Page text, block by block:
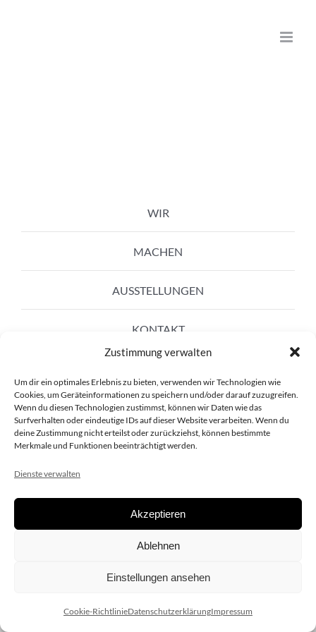
Zustimmung verwalten
Um dir ein optimales Erlebnis zu bieten, verwenden wir Technologien wie
Cookies, um Geräteinformationen zu speichern und/oder darauf zuzugreifen.
Wenn du diesen Technologien zustimmst, können wir Daten wie das
Surfverhalten oder eindeutige IDs auf dieser Website verarbeiten. Wenn du
deine Zustimmung nicht erteilst oder zurückziehst, können bestimmte
Merkmale und Funktionen beeinträchtigt werden.
Dienste verwalten
Akzeptieren
Ablehnen
Einstellungen ansehen
Cookie-RichtlinieDatenschutzerklärungImpressum
WIR
MACHEN
AUSSTELLUNGEN
KONTAKT
Copyright 2020 dieSCHAUsteller.at |Datenschützerklärung|
| Design:www.ARGEntur.at